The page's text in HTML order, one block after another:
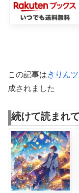
この記事はきりん
成されました
続けて読まれ